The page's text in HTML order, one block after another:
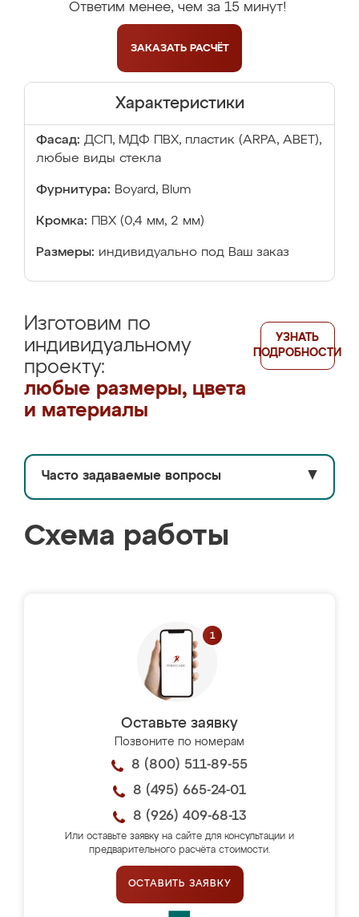
Ответим менее, чем за 15 минут!
ЗАКАЗАТЬ РАСЧЁТ
Характеристики
Фасад: ДСП, МДФ ПВХ, пластик (ARPA, ABET),
любые виды стекла
Фурнитура: Boyard, Blum
Кромка: ПВХ (0,4 мм, 2 мм)
Размеры: индивидуально под Ваш заказ
Изготовим по
индивидуальному
проекту:
любые размеры, цвета
и материалы
УЗНАТЬ
ПОДРОБНОСТИ
Часто задаваемые вопросы ▼
Схема работы
Оставьте заявку
Позвоните по номерам
8 (800) 511-89-55
8 (495) 665-24-01
8 (926) 409-68-13
Или оставьте заявку на сайте для консультации и
предварительного расчёта стоимости.
ОСТАВИТЬ ЗАЯВКУ